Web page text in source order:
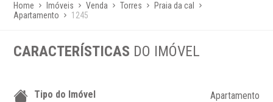
Home Imóveis Venda Torres
Praia da cal
Apartamento
1245
CARACTERÍSTICAS DO IMÓVEL
Tipo do Imóvel Apartamento